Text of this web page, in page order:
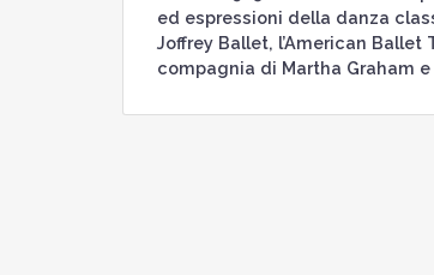
ed espressioni della danza
Joffrey Ballet, l’American Ballet
compagnia di Martha Graham